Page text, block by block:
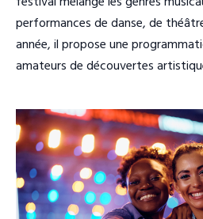
performances de danse, de
année, il propose une
amateurs de découvertes